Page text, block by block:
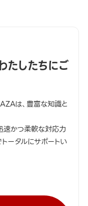
たしたちにご
は、豊富な知識と
速かつ柔軟な対応力
ータルにサポートい